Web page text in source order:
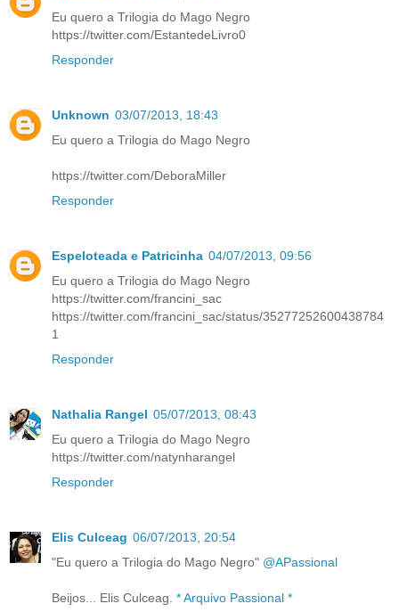
Eu quero a Trilogia do Mago Negro
https://twitter.com/EstantedeLivro0
Responder
Unknown 03/07/2013, 18:43
Eu quero a Trilogia do Mago Negro
https://twitter.com/DeboraMiller
Responder
Espeloteada e Patricinha 04/07/2013, 09:56
Eu quero a Trilogia do Mago Negro
https://twitter.com/francini_sac
https://twitter.com/francini_sac/status/35277252600438784
1
Responder
Nathalia Rangel 05/07/2013, 08:43
Eu quero a Trilogia do Mago Negro
https://twitter.com/natynharangel
Responder
Elis Culceag 06/07/2013, 20:54
"Eu quero a Trilogia do Mago Negro" @APassional
Beijos... Elis Culceag. * Arquivo Passional *